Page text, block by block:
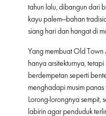
tahun lalu, dibangun dari
kayu palem—bahan
siang hari dan hangat di
Yang membuat Old Town
hanya arsitekturnya, tetapi
berdempetan seperti
menghadapi musim
Lorong-lorongnya sempit,
labirin agar penduduk